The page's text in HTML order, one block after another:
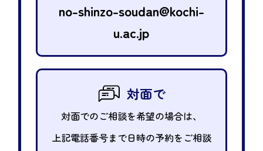
no-shinzo-soudan@kochi-
u.ac.jp
対面で
対面でのご相談を希望の場合は、
上記電話番号まで日時の予約をご相談